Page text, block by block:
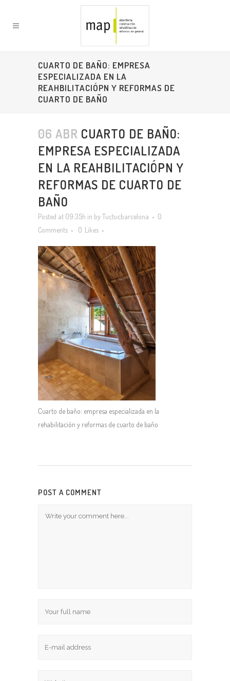
CUARTO DE BAÑO: EMPRESA
ESPECIALIZADA EN LA
REAHBILITACIÓPN Y REFORMAS DE
CUARTO DE BAÑO
06 ABR CUARTO DE BAÑO:
EMPRESA ESPECIALIZADA
EN LA REAHBILITACIÓPN Y
REFORMAS DE CUARTO DE
BAÑO
Posted at 09:35h in byTuctucbarcelona
0
Comments
0 Likes
Cuarto de baño: empresa especializada en la
rehabilitación y reformas de cuarto de baño
POST A COMMENT